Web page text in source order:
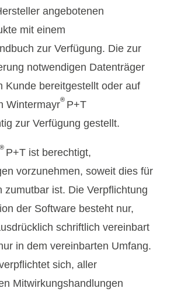
angebotenen
mit einem
zur Verfügung. Die zur
notwendigen Datenträger
Kunde bereitgestellt oder auf
Wintermayr® P+T
zur Verfügung gestellt.
® P+T ist berechtigt,
vorzunehmen, soweit dies für
zumutbar ist. Die Verpflichtung
der Software besteht nur,
schriftlich vereinbart
in dem vereinbarten Umfang.
sich, aller
Mitwirkungshandlungen